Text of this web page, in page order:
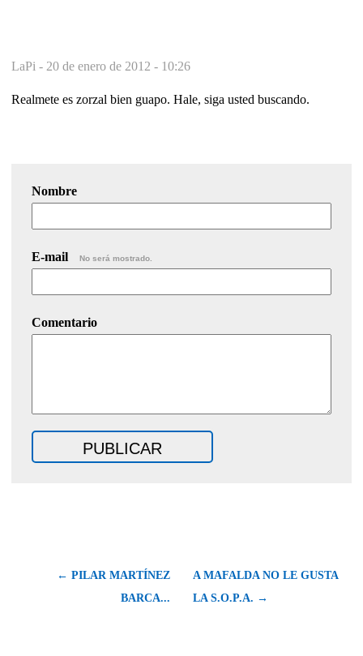
LaPi - 20 de enero de 2012 - 10:26
Realmete es zorzal bien guapo. Hale, siga usted buscando.
Nombre
E-mail No será mostrado.
Comentario
← PILAR MARTÍNEZ
BARCA...
A MAFALDA NO LE GUSTA
LA S.O.P.A. →